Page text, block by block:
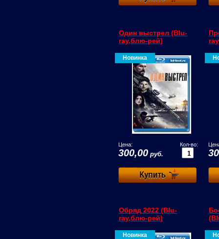
Один выстрел (Blu-
ray,блю-рей)
Новинка
Цена:
300,00 руб.
Кол-во:
Обряд 2022 (Blu-
ray,блю-рей)
Новинка